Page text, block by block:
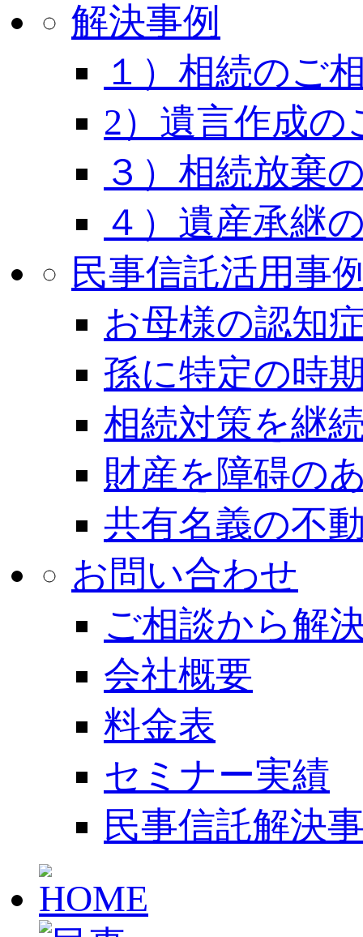
解決事例
１）相続のご
2）遺言作成の
３）相続放棄
４）遺産承継
民事信託活用事
お母様の認知
孫に特定の時
相続対策を継
財産を障碍の
共有名義の不
お問い合わせ
ご相談から解
会社概要
料金表
セミナー実績
民事信託解決